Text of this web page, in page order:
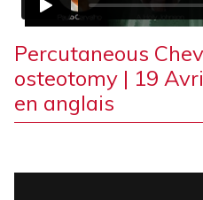
Percutaneous
osteotomy | 19
en anglais